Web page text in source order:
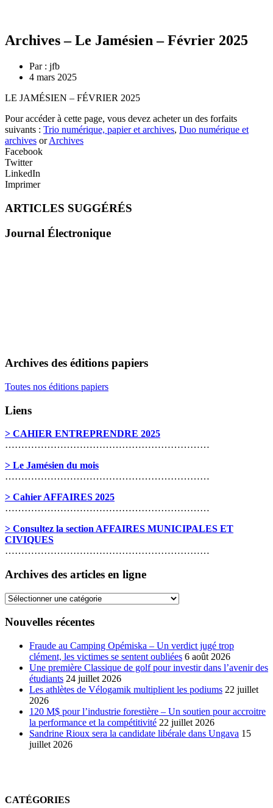
Archives – Le Jamésien – Février 2025
Par : jfb
4 mars 2025
LE JAMÉSIEN – FÉVRIER 2025
Pour accéder à cette page, vous devez acheter un des forfaits
suivants : Trio numérique, papier et archives, Duo numérique et
archives orArchives
Facebook
Twitter
LinkedIn
Imprimer
ARTICLES SUGGÉRÉS
Journal Électronique
Archives des éditions papiers
Toutes nos éditions papiers
Liens
> CAHIER ENTREPRENDRE 2025
………………………………………………………
> Le Jamésien du mois
………………………………………………………
> Cahier AFFAIRES 2025
………………………………………………………
> Consultez la section AFFAIRES MUNICIPALES ET
CIVIQUES
………………………………………………………
Archives des articles en ligne
Archives
articles
Nouvelles récentes
Fraude au Camping Opémiska – Un verdict jugé trop
clément, les victimes se sentent oubliées 6 août 2026
Une première Classique de golf pour investir dans l’avenir des
étudiants 24 juillet 2026
Les athlètes de Vélogamik multiplient les podiums 22 juillet
2026
120 M$ pour l’industrie forestière – Un soutien pour accroitre
la performance et la compétitivité 22 juillet 2026
Sandrine Rioux sera la candidate libérale dans Ungava 15
juillet 2026
CATÉGORIES